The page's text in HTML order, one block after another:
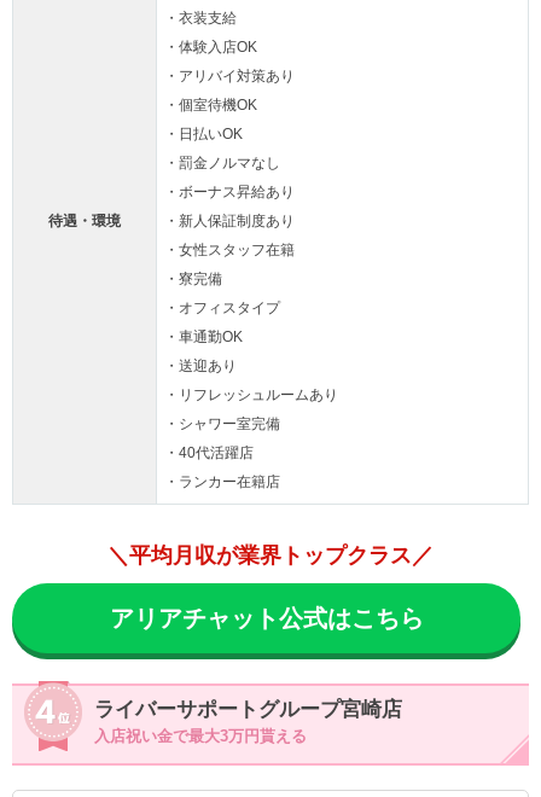
待遇・環境
・衣装支給
・体験入店OK
・アリバイ対策あり
・個室待機OK
・日払いOK
・罰金ノルマなし
・ボーナス昇給あり
・新人保証制度あり
・女性スタッフ在籍
・寮完備
・オフィスタイプ
・車通勤OK
・送迎あり
・リフレッシュルームあり
・シャワー室完備
・40代活躍店
・ランカー在籍店
＼平均月収が業界トップクラス／
アリアチャット公式はこちら
ライバーサポートグループ宮崎店
入店祝い金で最大3万円貰える